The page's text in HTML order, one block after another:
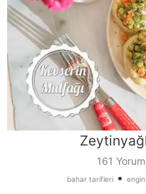
161 Yorum
bahar tarifleri•